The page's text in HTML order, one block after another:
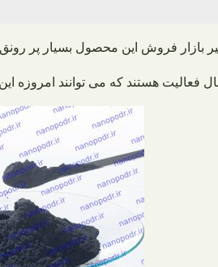
بازار فروش این محصول بسیار پر
هستند که می توانند امروزه